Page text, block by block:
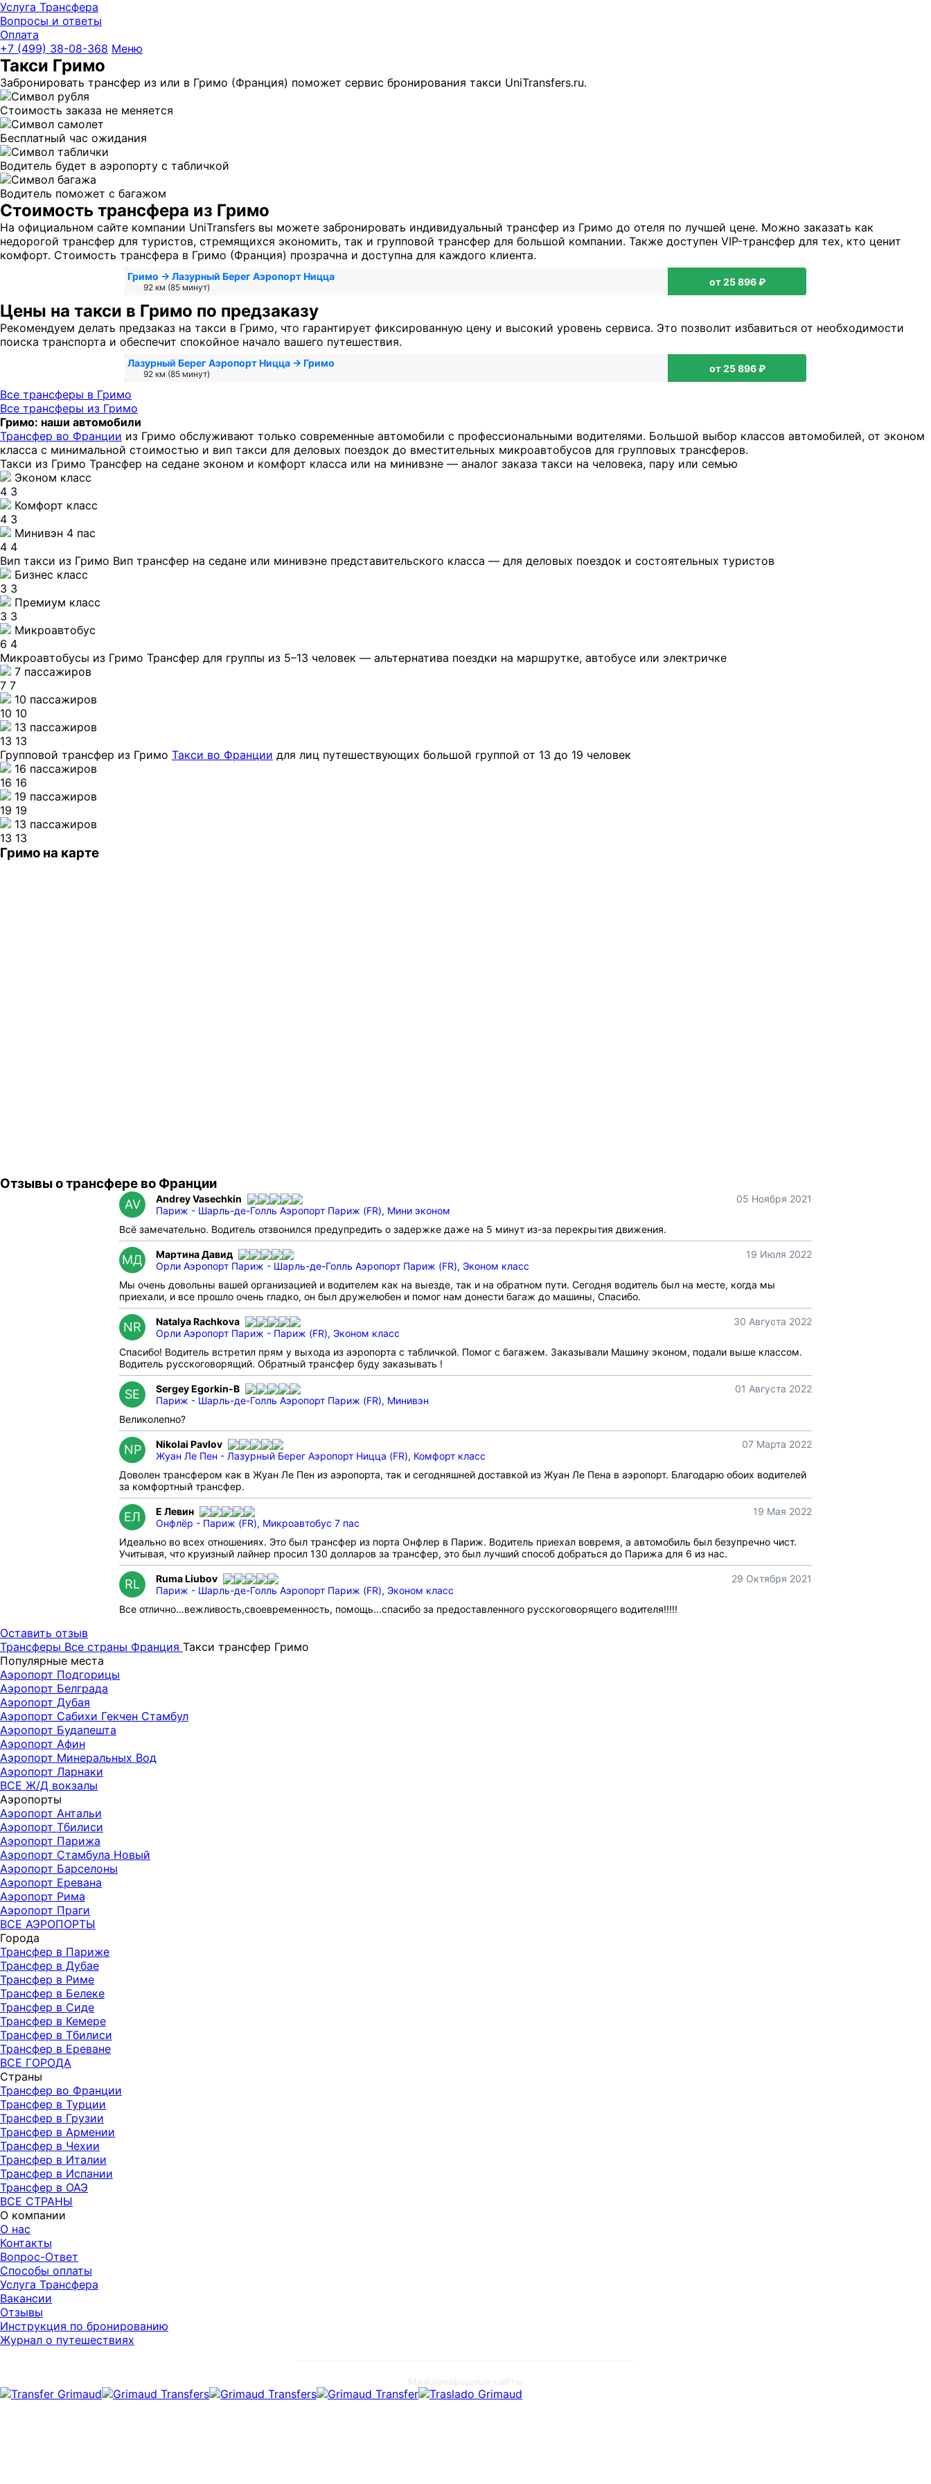
UniTransfers
Услуга Трансфера
Вопросы и ответы
Оплата
+7 (499) 38-08-368 Меню
Такси Гримо
Забронировать трансфер из или в Гримо (Франция) поможет сервис бронирования такси UniTransfers.ru.
Стоимость заказа не меняется
Бесплатный час ожидания
Водитель будет в аэропорту с табличкой
Водитель поможет с багажом
Стоимость трансфера из Гримо
На официальном сайте компании UniTransfers вы можете забронировать индивидуальный трансфер из Гримо до отеля по лучшей цене. Можно заказать как
недорогой трансфер для туристов, стремящихся экономить, так и групповой трансфер для большой компании. Также доступен VIP-трансфер для тех, кто ценит
комфорт. Стоимость трансфера в Гримо (Франция) прозрачна и доступна для каждого клиента.
Гримо → Лазурный Берег Аэропорт Ницца
92 км (85 минут) от 25 896 ₽
Цены на такси в Гримо по предзаказу
Рекомендуем делать предзаказ на такси в Гримо, что гарантирует фиксированную цену и высокий уровень сервиса. Это позволит избавиться от необходимости
поиска транспорта и обеспечит спокойное начало вашего путешествия.
Лазурный Берег Аэропорт Ницца → Гримо
92 км (85 минут) от 25 896 ₽
Все трансферы в Гримо
Все трансферы из Гримо
Гримо: наши автомобили
Трансфер во Франции из Гримо обслуживают только современные автомобили с профессиональными водителями. Большой выбор классов автомобилей, от эконом
класса с минимальной стоимостью и вип такси для деловых поездок до вместительных микроавтобусов для групповых трансферов.
Такси из Гримо Трансфер на седане эконом и комфорт класса или на минивэне — аналог заказа такси на человека, пару или семью
Эконом класс
4 3
Комфорт класс
4 3
Минивэн 4 пас
4 4
Вип такси из Гримо Вип трансфер на седане или минивэне представительского класса — для деловых поездок и состоятельных туристов
Бизнес класс
3 3
Премиум класс
3 3
Микроавтобус
6 4
Микроавтобусы из Гримо Трансфер для группы из 5–13 человек — альтернатива поездки на маршрутке, автобусе или электричке
7 пассажиров
7 7
10 пассажиров
10 10
13 пассажиров
13 13
Групповой трансфер из Гримо Такси во Франции для лиц путешествующих большой группой от 13 до 19 человек
16 пассажиров
16 16
19 пассажиров
19 19
13 пассажиров
13 13
Гримо на карте
Отзывы о трансфере во Франции
AV Andrey Vasechkin
05 Ноября 2021
Париж - Шарль-де-Голль Аэропорт Париж (FR), Мини эконом
Всё замечательно. Водитель отзвонился предупредить о задержке даже на 5 минут из-за перекрытия движения.
МД Мартина Давид
19 Июля 2022
Орли Аэропорт Париж - Шарль-де-Голль Аэропорт Париж (FR), Эконом класс
Мы очень довольны вашей организацией и водителем как на выезде, так и на обратном пути. Сегодня водитель был на месте, когда мы
приехали, и все прошло очень гладко, он был дружелюбен и помог нам донести багаж до машины, Спасибо.
NR Natalya Rachkova
30 Августа 2022
Орли Аэропорт Париж - Париж (FR), Эконом класс
Спасибо! Водитель встретил прям у выхода из аэропорта с табличкой. Помог с багажем. Заказывали Машину эконом, подали выше классом.
Водитель русскоговорящий. Обратный трансфер буду заказывать !
SE Sergey Egorkin-B
01 Августа 2022
Париж - Шарль-де-Голль Аэропорт Париж (FR), Минивэн
Великолепно?
NP Nikolai Pavlov
07 Марта 2022
Жуан Ле Пен - Лазурный Берег Аэропорт Ницца (FR), Комфорт класс
Доволен трансфером как в Жуан Ле Пен из аэропорта, так и сегодняшней доставкой из Жуан Ле Пена в аэропорт. Благодарю обоих водителей
за комфортный трансфер.
ЕЛ Е Левин
19 Мая 2022
Онфлёр - Париж (FR), Микроавтобус 7 пас
Идеально во всех отношениях. Это был трансфер из порта Онфлер в Париж. Водитель приехал вовремя, а автомобиль был безупречно чист.
Учитывая, что круизный лайнер просил 130 долларов за трансфер, это был лучший способ добраться до Парижа для 6 из нас.
RL Ruma Liubov
29 Октября 2021
Париж - Шарль-де-Голль Аэропорт Париж (FR), Эконом класс
Все отлично...вежливость,своевременность, помощь...спасибо за предоставленного русскоговорящего водителя!!!!!
Оставить отзыв
Трансферы Все страны Франция Такси трансфер Гримо
Популярные места
Аэропорт Подгорицы
Аэропорт Белграда
Аэропорт Дубая
Аэропорт Сабихи Гекчен Стамбул
Аэропорт Будапешта
Аэропорт Афин
Аэропорт Минеральных Вод
Аэропорт Ларнаки
ВСЕ Ж/Д вокзалы
Аэропорты
Аэропорт Антальи
Аэропорт Тбилиси
Аэропорт Парижа
Аэропорт Стамбула Новый
Аэропорт Барселоны
Аэропорт Еревана
Аэропорт Рима
Аэропорт Праги
ВСЕ АЭРОПОРТЫ
Города
Трансфер в Париже
Трансфер в Дубае
Трансфер в Риме
Трансфер в Белеке
Трансфер в Сиде
Трансфер в Кемере
Трансфер в Тбилиси
Трансфер в Ереване
ВСЕ ГОРОДА
Страны
Трансфер во Франции
Трансфер в Турции
Трансфер в Грузии
Трансфер в Армении
Трансфер в Чехии
Трансфер в Италии
Трансфер в Испании
Трансфер в ОАЭ
ВСЕ СТРАНЫ
О компании
О нас
Контакты
Вопрос-Ответ
Способы оплаты
Услуга Трансфера
Вакансии
Отзывы
Инструкция по бронированию
Журнал о путешествиях